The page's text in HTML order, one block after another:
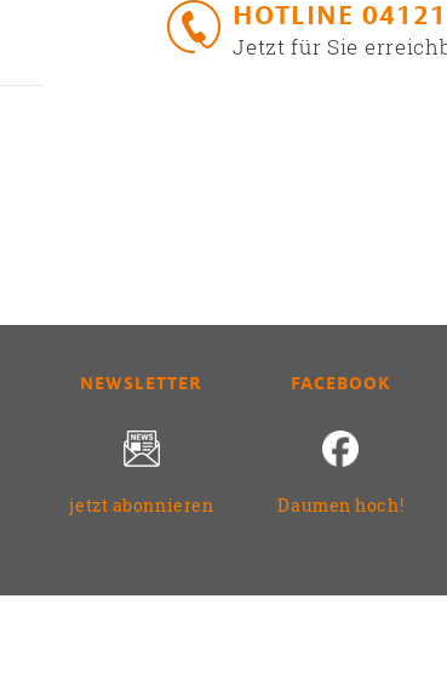
HOTLINE
Jetzt für Sie
NEWSLETTER
jetzt abonnieren
FACEBOOK
Daumen hoch!